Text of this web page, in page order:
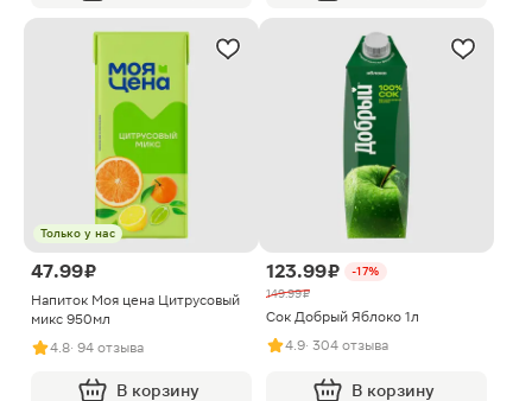
Только у нас
47.99 ₽
Напиток Моя цена Цитрусовый
микс 950мл
4.8· 94 отзыва
В корзину
123.99 ₽
-17%
149.99 ₽
Сок Добрый Яблоко 1л
4.9· 304 отзыва
В корзину